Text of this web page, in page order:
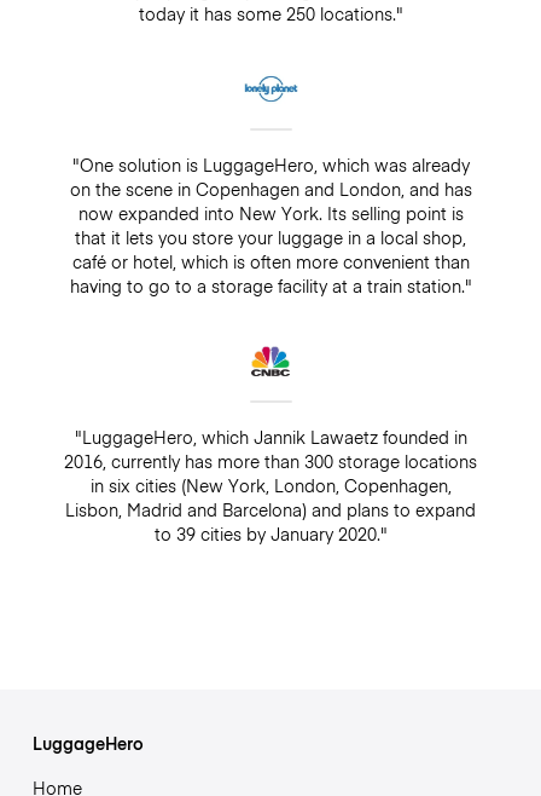
today it has some 250 locations."
"One solution is LuggageHero, which was already
on the scene in Copenhagen and London, and has
now expanded into New York. Its selling point is
that it lets you store your luggage in a local shop,
café or hotel, which is often more convenient than
having to go to a storage facility at a train station."
"LuggageHero, which Jannik Lawaetz founded in
2016, currently has more than 300 storage locations
in six cities (New York, London, Copenhagen,
Lisbon, Madrid and Barcelona) and plans to expand
to 39 cities by January 2020."
LuggageHero
Home